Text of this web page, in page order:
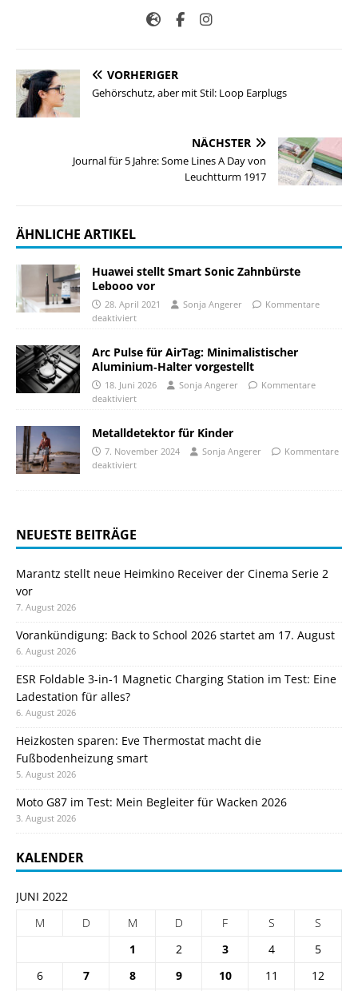
VORHERIGER
Gehörschutz, aber mit Stil: Loop Earplugs
NÄCHSTER
Journal für 5 Jahre: Some Lines A Day von
Leuchtturm 1917
ÄHNLICHE ARTIKEL
Huawei stellt Smart Sonic Zahnbürste
Lebooo vor
28. April 2021 Sonja Angerer
Kommentare
deaktiviert
Arc Pulse für AirTag: Minimalistischer
Aluminium‑Halter vorgestellt
18. Juni 2026 Sonja Angerer
Kommentare
deaktiviert
Metalldetektor für Kinder
7. November 2024 Sonja Angerer
Kommentare
deaktiviert
NEUESTE BEITRÄGE
Marantz stellt neue Heimkino Receiver der Cinema Serie 2
vor
7. August 2026
Vorankündigung: Back to School 2026 startet am 17. August
6. August 2026
ESR Foldable 3-in-1 Magnetic Charging Station im Test: Eine
Ladestation für alles?
6. August 2026
Heizkosten sparen: Eve Thermostat macht die
Fußbodenheizung smart
5. August 2026
Moto G87 im Test: Mein Begleiter für Wacken 2026
3. August 2026
KALENDER
JUNI 2022
M
D M D F S
S
1
2 3 4
5
6
7 8 9 10 11 12